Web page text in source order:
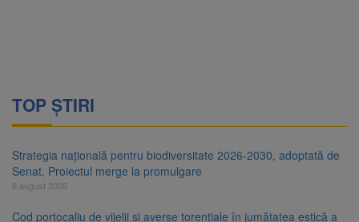
TOP ȘTIRI
Strategia națională pentru biodiversitate 2026-2030, adoptată de
Senat. Proiectul merge la promulgare
6 august 2026
Cod portocaliu de vijelii și averse torențiale în jumătatea estică a